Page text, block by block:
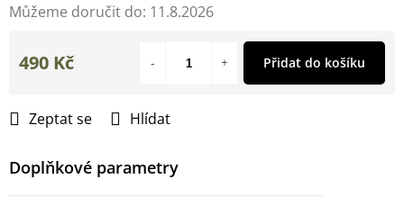
Můžeme doručit do: 11.8.2026
Zeptat se Hlídat
Doplňkové parametry
490 Kč Přidat do košíku